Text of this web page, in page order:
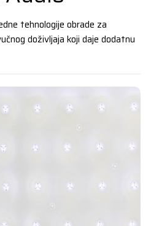
tehnologije obrade za
doživljaja koji daje dodatnu